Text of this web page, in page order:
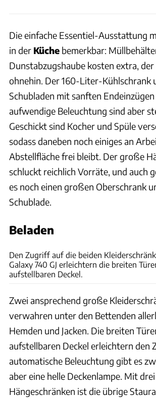
Die einfache Essentiel-Ausstattung
in der Küche bemerkbar:
Dunstabzugshaube kosten extra, der
ohnehin. Der 160-Liter-Kühlschrank
Schubladen mit sanften
aufwendige Beleuchtung sind aber
Geschickt sind Kocher und Spüle
sodass daneben noch einiges an
Abstellfläche frei bleibt. Der große
schluckt reichlich Vorräte, und auch
es noch einen großen Oberschrank
Schublade.
Beladen
Den Zugriff auf die beiden
Galaxy 740 GJ erleichtern die breiten
aufstellbaren Deckel.
Zwei ansprechend große
verwahren unter den Bettenden
Hemden und Jacken. Die breiten
aufstellbaren Deckel erleichtern den
automatische Beleuchtung gibt es
aber eine helle Deckenlampe. Mit drei
Hängeschränken ist die übrige